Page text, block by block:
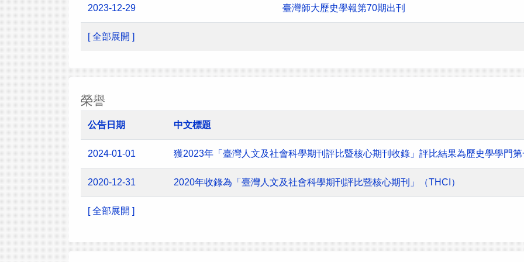
2023-12-29 臺灣師大歷史學報第70期出刊
[ 全部展開 ]
榮譽
公告日期 中文標題
2024-01-01 獲2023年「臺灣人文及社會科學期刊評比暨核心期刊收錄」評比結果為歷史學學門
2020-12-31 2020年收錄為「臺灣人文及社會科學期刊評比暨核心期刊」（THCI）
[ 全部展開 ]